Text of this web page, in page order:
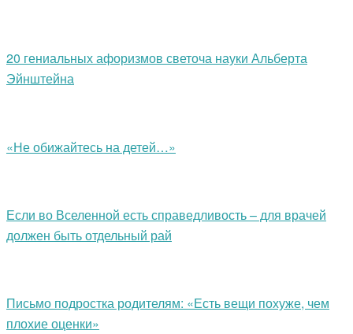
20 гениальных афоризмов светоча науки Альберта
Эйнштейна
«Не обижайтесь на детей…»
Если во Вселенной есть справедливость – для врачей
должен быть отдельный рай
Письмо подростка родителям: «Есть вещи похуже, чем
плохие оценки»